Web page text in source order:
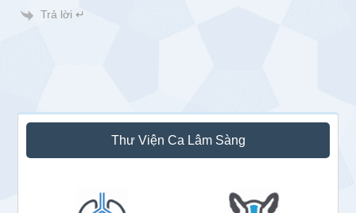
Trả lời ↵
Sidebar
chính
Thư Viện Ca Lâm Sàng